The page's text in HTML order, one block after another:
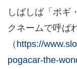
しばしば「ポギ
クネームで呼ば
（ https://
pogacar-the-